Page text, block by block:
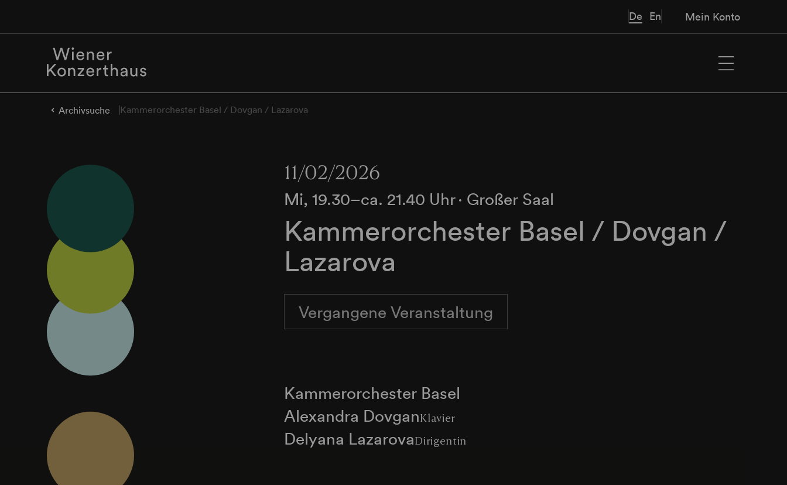
De En Mein Konto
Archivsuche Kammerorchester Basel / Dovgan / Lazarova
11/02/2026
Mi, 19.30–ca. 21.40 Uhr∙ Großer Saal
Kammerorchester Basel / Dovgan /
Lazarova
Vergangene Veranstaltung
Kammerorchester Basel
Alexandra DovganKlavier
Delyana LazarovaDirigentin